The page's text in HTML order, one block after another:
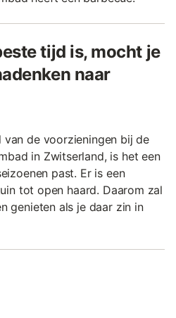
tijd is, mocht je
naar
van de voorzieningen bij de
in Zwitserland, is het een
past. Er is een
tot open haard. Daarom zal
genieten als je daar zin in